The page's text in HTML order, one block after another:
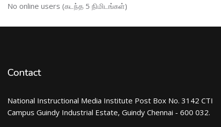
இணைப்புநிலைப் பயனாளர் ஐத் தவிர்
No online users (கடந்த 5 நிமிடங்கள்)
Contact
National Instructional Media Institute Post Box No. 3142 CTI
Campus Guindy Industrial Estate, Guindy Chennai - 600 032.